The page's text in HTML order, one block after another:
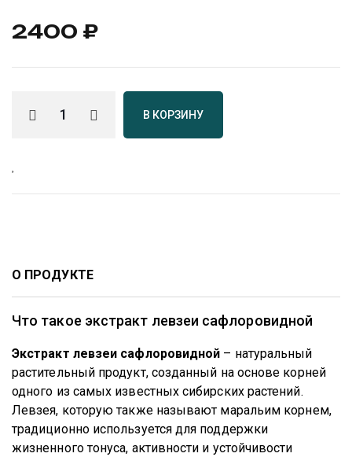
2400 ₽
В КОРЗИНУ
О ПРОДУКТЕ
Что такое экстракт левзеи сафлоровидной
Экстракт левзеи сафлоровидной – натуральный
растительный продукт, созданный на основе корней
одного из самых известных сибирских растений.
Левзея, которую также называют маральим корнем,
традиционно используется для поддержки
жизненного тонуса, активности и устойчивости